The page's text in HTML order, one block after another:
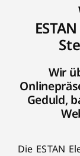
Wir
Geduld,
Die ESTAN